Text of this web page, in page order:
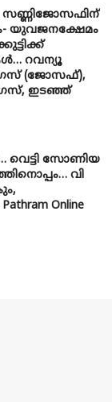
സണ്ണിജോസഫിന്
യുവജനക്ഷേമം
റവന്യൂ
(ജോസഫ്),
ഇടഞ്ഞ്
വെട്ടി സോണിയ
വി
Online